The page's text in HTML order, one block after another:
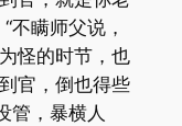
不瞒师父说，
怪的时节，也
官，倒也得些
管，暴横人